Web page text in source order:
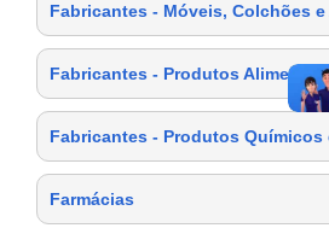
Fabricantes - Móveis, Colchões
Fabricantes - Produtos
Fabricantes - Produtos Químicos
Farmácias